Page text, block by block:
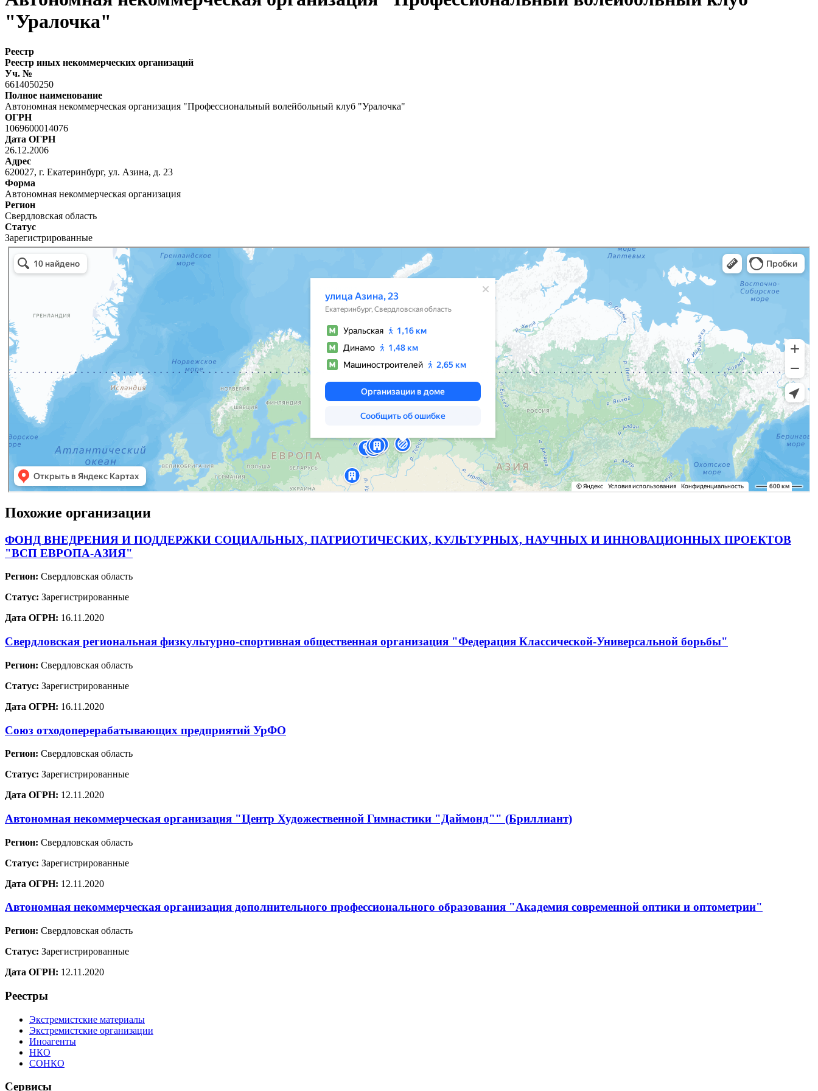
"Уралочка"
Реестр
Реестр иных некоммерческих организаций
Уч. №
6614050250
Полное наименование
Автономная некоммерческая организация "Профессиональный волейбольный клуб "Уралочка"
ОГРН
1069600014076
Дата ОГРН
26.12.2006
Адрес
620027, г. Екатеринбург, ул. Азина, д. 23
Форма
Автономная некоммерческая организация
Регион
Свердловская область
Статус
Зарегистрированные
Похожие организации
ФОНД ВНЕДРЕНИЯ И ПОДДЕРЖКИ СОЦИАЛЬНЫХ, ПАТРИОТИЧЕСКИХ, КУЛЬТУРНЫХ, НАУЧНЫХ И ИННОВАЦИОННЫХ ПРОЕКТОВ
"ВСП ЕВРОПА-АЗИЯ"
Регион: Свердловская область
Статус: Зарегистрированные
Дата ОГРН: 16.11.2020
Свердловская региональная физкультурно-спортивная общественная организация "Федерация Классической-Универсальной борьбы"
Регион: Свердловская область
Статус: Зарегистрированные
Дата ОГРН: 16.11.2020
Союз отходоперерабатывающих предприятий УрФО
Регион: Свердловская область
Статус: Зарегистрированные
Дата ОГРН: 12.11.2020
Автономная некоммерческая организация "Центр Художественной Гимнастики "Даймонд"" (Бриллиант)
Регион: Свердловская область
Статус: Зарегистрированные
Дата ОГРН: 12.11.2020
Автономная некоммерческая организация дополнительного профессионального образования "Академия современной оптики и оптометрии"
Регион: Свердловская область
Статус: Зарегистрированные
Дата ОГРН: 12.11.2020
Реестры
Экстремистские материалы
Экстремистские организации
Иноагенты
НКО
СОНКО
Сервисы